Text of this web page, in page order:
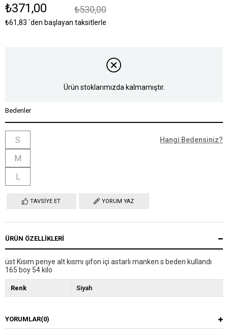
₺530,00
₺371,00
₺61,83 `den başlayan taksitlerle
Ürün stoklarımızda kalmamıştır.
Bedenler
S
M
L
Hangi Bedensiniz?
TAVSIYE ET YORUM YAZ
ÜRÜN ÖZELLIKLERI
üst Kısım penye alt kısmı şifon içi astarlı manken s beden kullandı
165 boy 54 kilo
Renk Siyah
YORUMLAR(0)